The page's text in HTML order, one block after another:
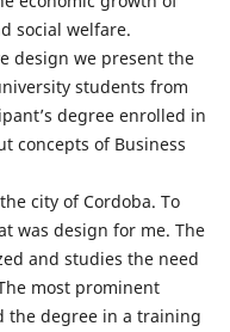
social welfare.
design we present the
students from
degree enrolled in
concepts of Business
city of Cordoba. To
was design for me. The
and studies the need
most prominent
the degree in a training